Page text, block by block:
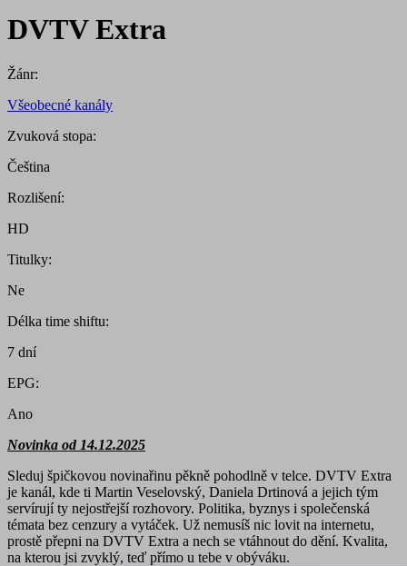
DVTV Extra
Žánr:
Všeobecné kanály
Zvuková stopa:
Čeština
Rozlišení:
HD
Titulky:
Ne
Délka time shiftu:
7 dní
EPG:
Ano
Novinka od 14.12.2025
Sleduj špičkovou novinařinu pěkně pohodlně v telce. DVTV Extra
je kanál, kde ti Martin Veselovský, Daniela Drtinová a jejich tým
servírují ty nejostřejší rozhovory. Politika, byznys i společenská
témata bez cenzury a vytáček. Už nemusíš nic lovit na internetu,
prostě přepni na DVTV Extra a nech se vtáhnout do dění. Kvalita,
na kterou jsi zvyklý, teď přímo u tebe v obýváku.